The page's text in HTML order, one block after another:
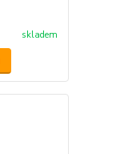
skladem